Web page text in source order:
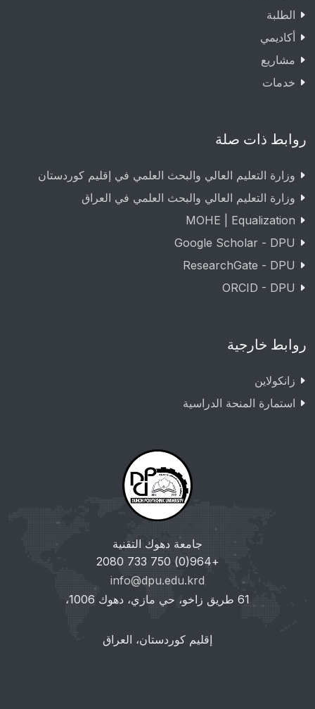
الطلبة
أكاديمي
مشاريع
خدمات
روابط ذات صلة
وزارة التعليم العالي والبحث العلمي في إقليم كوردستان
وزارة التعليم العالي والبحث العلمي في العراق
MOHE | Equalization
Google Scholar - DPU
ResearchGate - DPU
ORCID - DPU
روابط خارجية
زانکولاین
استمارة المنحة الدراسية
جامعة دهوك التقنية
+964(0) 750 733 2080
info@dpu.edu.krd
61 طريق زاخو، حي مازي، دهوك 1006،
إقليم كوردستان، العراق